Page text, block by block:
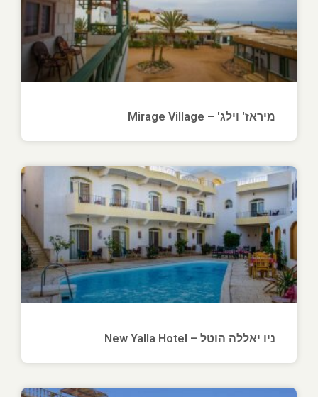
מיראז' וילג' – Mirage Village
ניו יאללה הוטל – New Yalla Hotel